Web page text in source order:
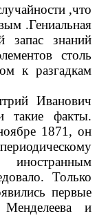
,что
.Гениальная
запас знаний
столь
к разгадкам
Иванович
такие факты.
1871, он
иностранным
Только
первые
и